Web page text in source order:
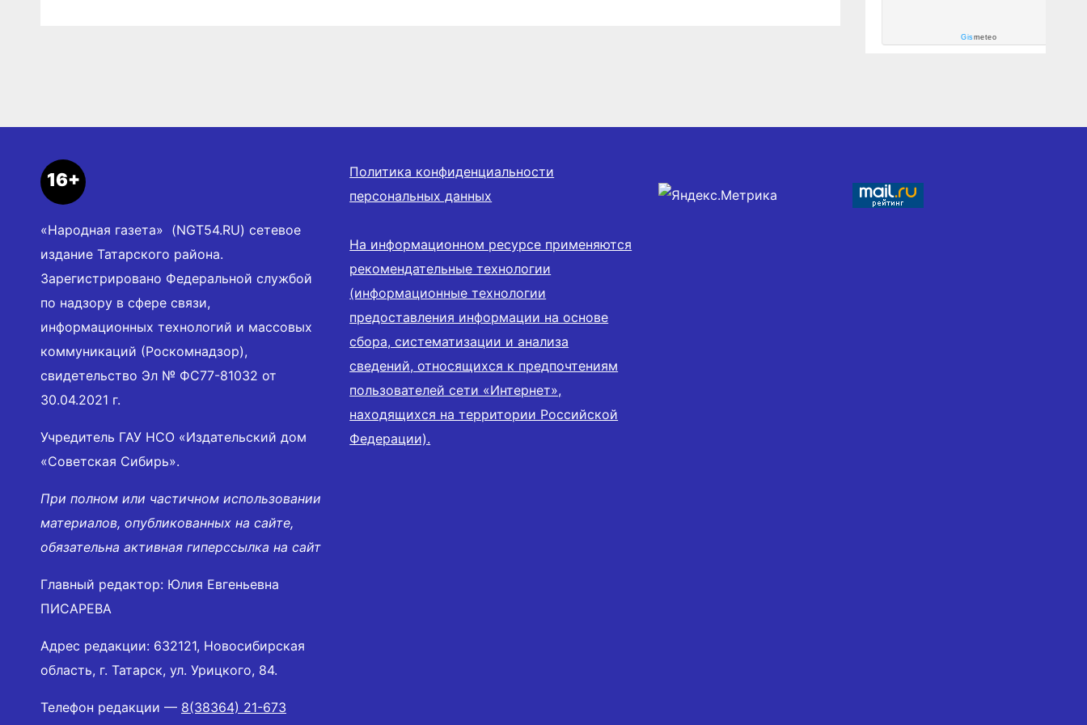
Gismeteo
16+
«Народная газета» (NGT54.RU) сетевое
издание Татарского района.
Зарегистрировано Федеральной службой
по надзору в сфере связи,
информационных технологий и массовых
коммуникаций (Роскомнадзор),
свидетельство Эл № ФС77-81032 от
30.04.2021 г.
Учредитель ГАУ НСО «Издательский дом
«Советская Сибирь».
При полном или частичном использовании
материалов, опубликованных на сайте,
обязательна активная гиперссылка на сайт
Главный редактор: Юлия Евгеньевна
ПИСАРЕВА
Адрес редакции: 632121, Новосибирская
область, г. Татарск, ул. Урицкого, 84.
Телефон редакции — 8(38364) 21-673
Политика конфиденциальности
персональных данных
На информационном ресурсе применяются
рекомендательные технологии
(информационные технологии
предоставления информации на основе
сбора, систематизации и анализа
сведений, относящихся к предпочтениям
пользователей сети «Интернет»,
находящихся на территории Российской
Федерации).